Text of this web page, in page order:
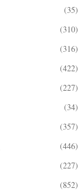
(35)
(310)
(316)
(422)
(227)
(34)
(357)
(446)
(227)
(852)